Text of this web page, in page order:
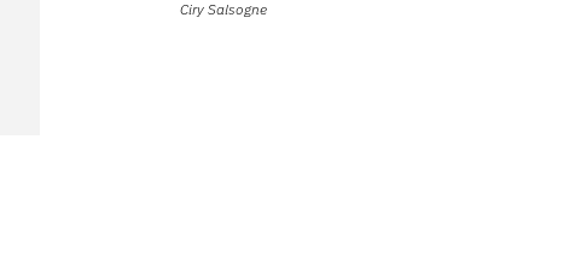
Ciry Salsogne